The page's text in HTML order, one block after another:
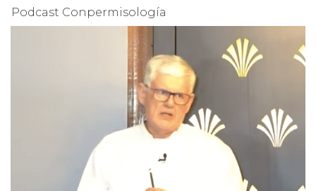
Podcast Conpermisología